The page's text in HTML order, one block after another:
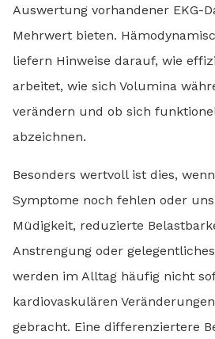
Auswertung vorhandener EKG-
Mehrwert bieten.
liefern Hinweise darauf, wie
arbeitet, wie sich Volumina
verändern und ob sich
abzeichnen.
Besonders wertvoll ist dies,
Symptome noch fehlen oder
Müdigkeit, reduzierte
Anstrengung oder
werden im Alltag häufig nicht
kardiovaskulären
gebracht. Eine differenziertere